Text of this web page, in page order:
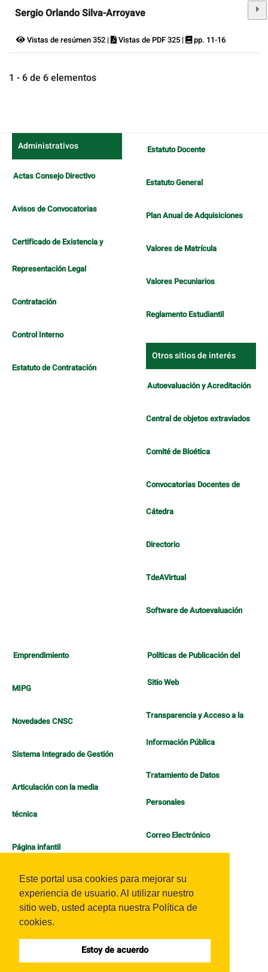
Este portal usa cookies para mejorar su
experiencia de usuario. Al utilizar nuestro
sitio web, usted acepta nuestra Política de
cookies.
Estoy de acuerdo
Sergio Orlando Silva-Arroyave
Vistas de resúmen 352 | Vistas de PDF 325 | pp. 11-16
1 - 6 de 6 elementos
Administrativos
Actas Consejo Directivo
Avisos de Convocatorias
Certificado de Existencia y
Representación Legal
Contratación
Control Interno
Estatuto de Contratación
Estatuto Docente
Estatuto General
Plan Anual de Adquisiciones
Valores de Matrícula
Valores Pecuniarios
Reglamento Estudiantil
Otros sitios de interés
Autoevaluación y Acreditación
Central de objetos extraviados
Comité de Bioética
Convocatorias Docentes de
Cátedra
Directorio
TdeAVirtual
Software de Autoevaluación
Emprendimiento
MIPG
Novedades CNSC
Sistema Integrado de Gestión
Articulación con la media
técnica
Página infantil
Políticas de Publicación del
Sitio Web
Transparencia y Acceso a la
Información Pública
Tratamiento de Datos
Personales
Correo Electrónico